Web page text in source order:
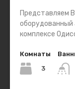
Представляем
комплексе
Комнаты
3
Типы
Гараж/Парко-
Дома / Виллы